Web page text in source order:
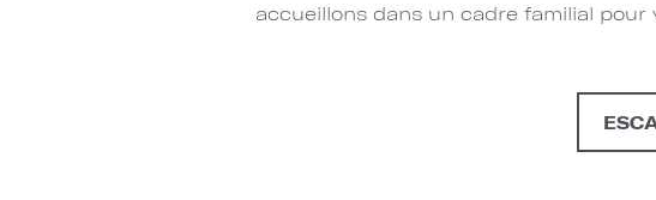
accueillons dans un cadre familial